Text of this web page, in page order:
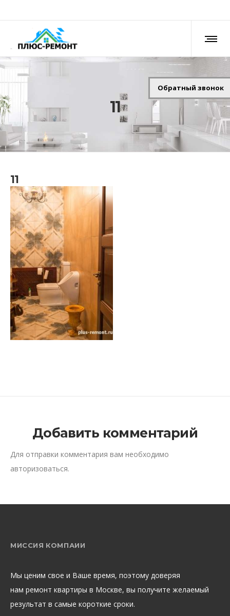
11
11
Добавить комментарий
Для отправки комментария вам необходимо
авторизоваться.
МИССИЯ КОМПАИИ
Мы ценим свое и Ваше время, поэтому доверяя
нам ремонт квартиры в Москве, вы получите желаемый
результат в самые короткие сроки.
Обратный звонок